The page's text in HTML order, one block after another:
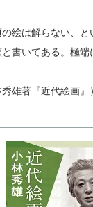
絵は解らない、と
書いてある。極端
雄著『近代絵画』）